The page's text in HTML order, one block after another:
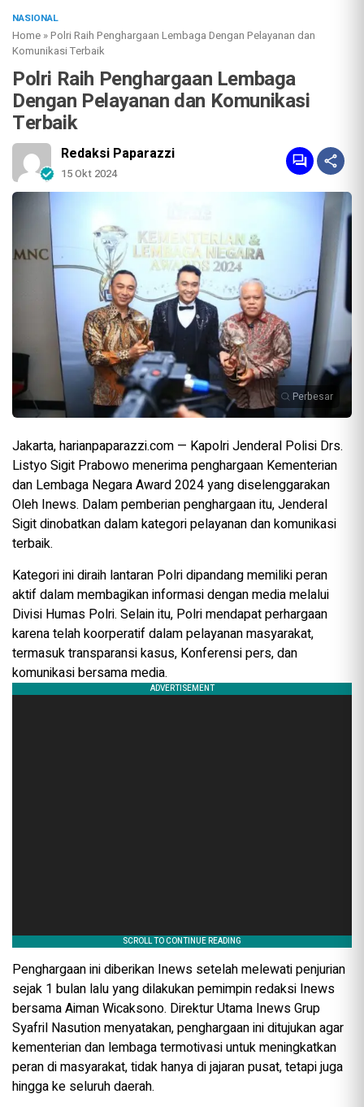
NASIONAL
Home »Polri Raih Penghargaan Lembaga Dengan Pelayanan dan
Komunikasi Terbaik
Polri Raih Penghargaan Lembaga
Dengan Pelayanan dan Komunikasi
Terbaik
Redaksi Paparazzi
15 Okt 2024
Perbesar
Jakarta, harianpaparazzi.com — Kapolri Jenderal Polisi Drs.
Listyo Sigit Prabowo menerima penghargaan Kementerian
dan Lembaga Negara Award 2024 yang diselenggarakan
Oleh Inews. Dalam pemberian penghargaan itu, Jenderal
Sigit dinobatkan dalam kategori pelayanan dan komunikasi
terbaik.
Kategori ini diraih lantaran Polri dipandang memiliki peran
aktif dalam membagikan informasi dengan media melalui
Divisi Humas Polri. Selain itu, Polri mendapat perhargaan
karena telah koorperatif dalam pelayanan masyarakat,
termasuk transparansi kasus, Konferensi pers, dan
komunikasi bersama media.
Penghargaan ini diberikan Inews setelah melewati penjurian
sejak 1 bulan lalu yang dilakukan pemimpin redaksi Inews
bersama Aiman Wicaksono. Direktur Utama Inews Grup
Syafril Nasution menyatakan, penghargaan ini ditujukan agar
kementerian dan lembaga termotivasi untuk meningkatkan
peran di masyarakat, tidak hanya di jajaran pusat, tetapi juga
hingga ke seluruh daerah.